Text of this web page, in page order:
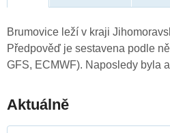
Brumovice leží v kraji
Předpověď je sestavena podle
GFS, ECMWF). Naposledy byla
Aktuálně